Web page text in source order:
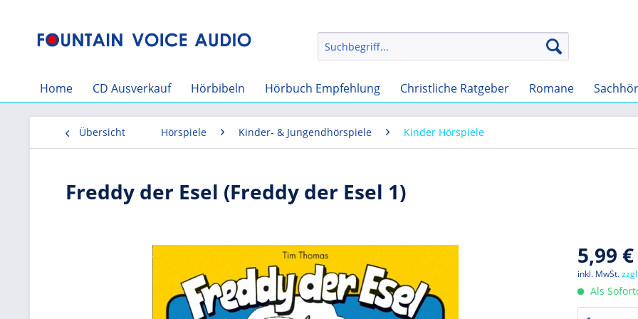
Home CD Ausverkauf Hörbibeln Hörbuch Empfehlung Christliche Ratgeber Romane
Übersicht Hörspiele Kinder- & Jungendhörspiele Kinder Hörspiele
Freddy der Esel (Freddy der Esel 1)
5,99
inkl. MwSt.
Als